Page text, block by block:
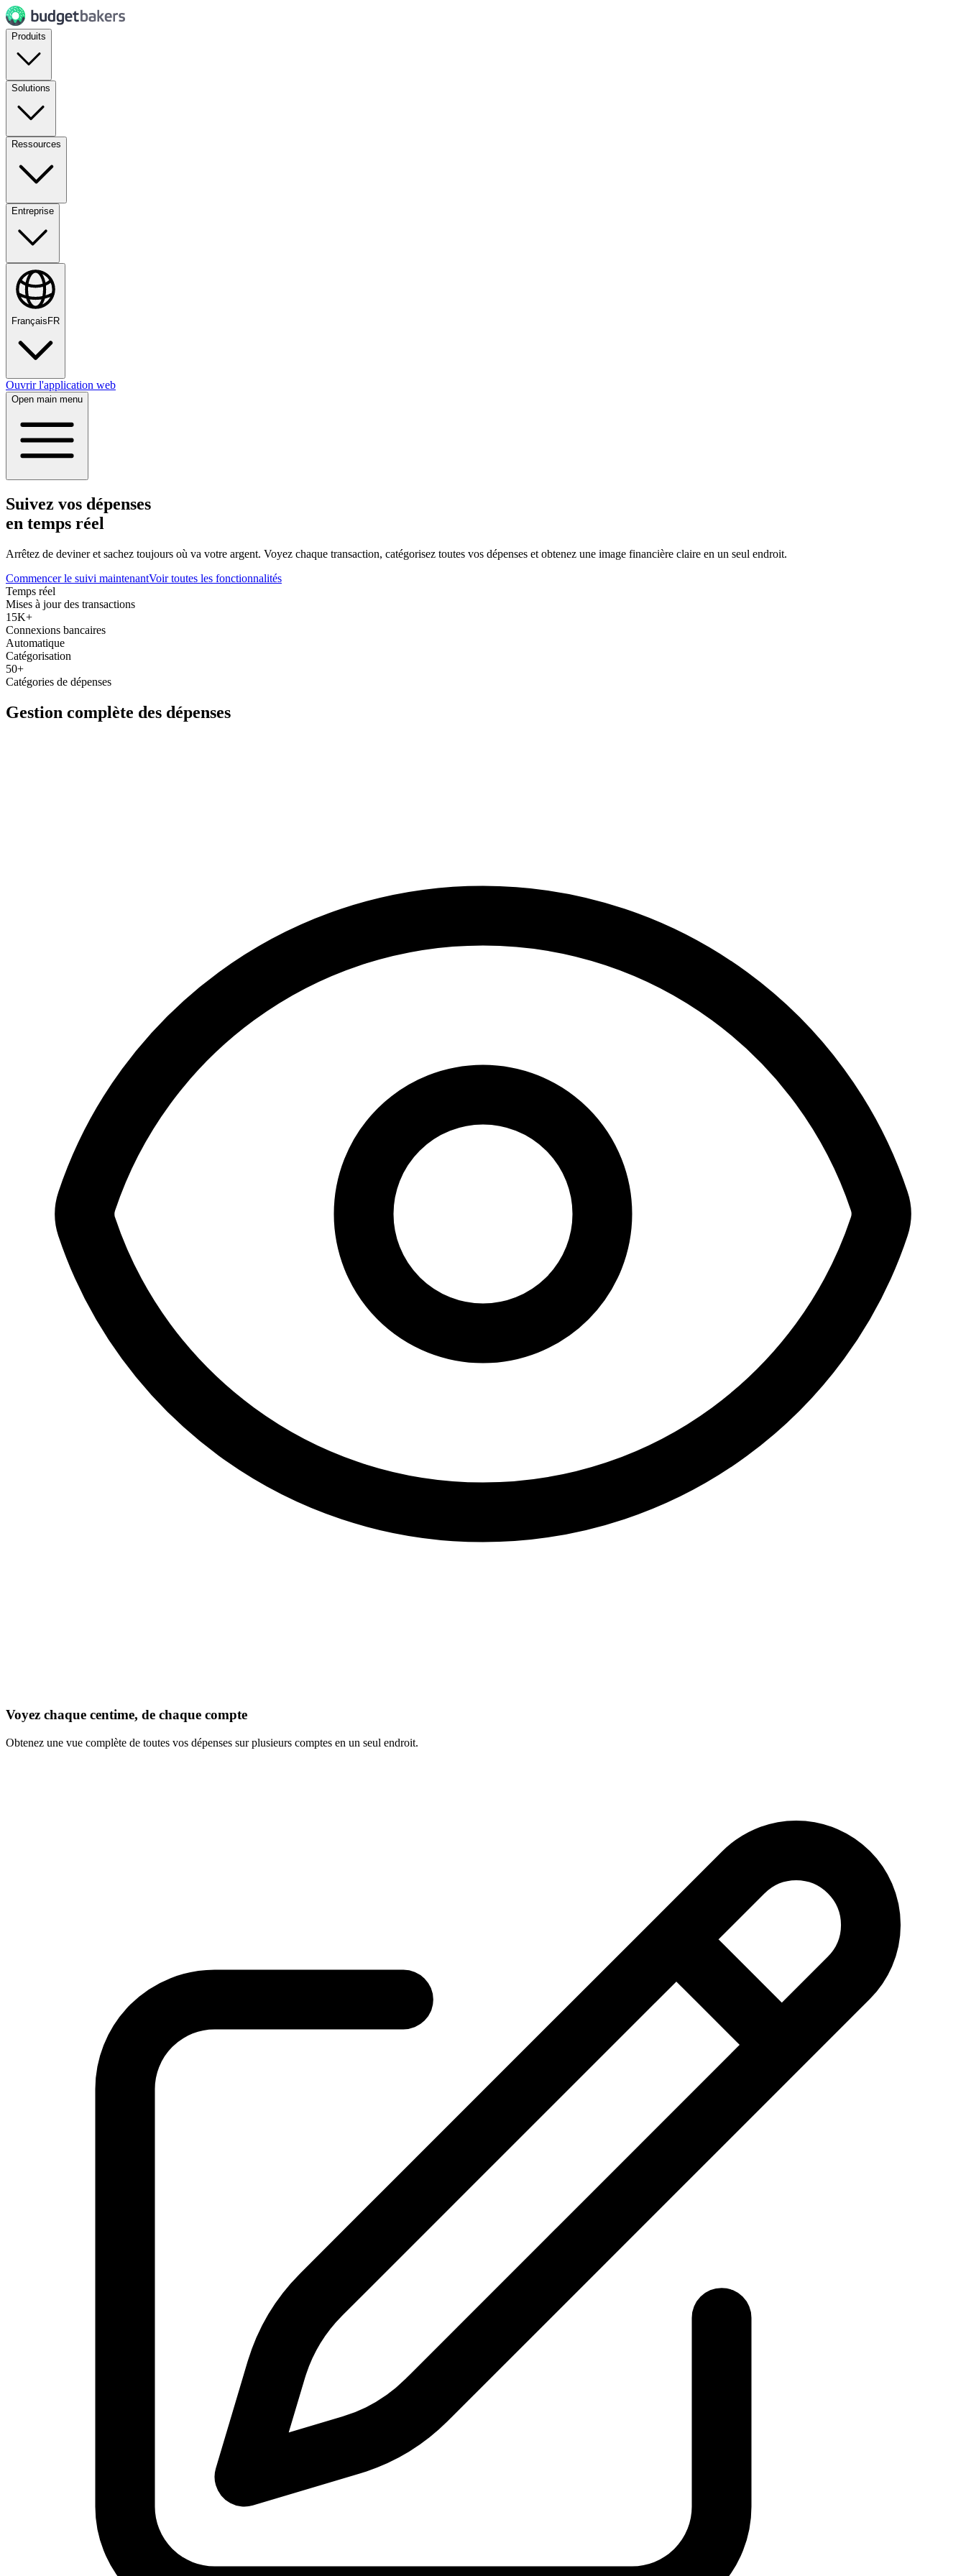
Produits
Solutions
Ressources
Entreprise
Français FR
Ouvrir l'application web
Open main menu
Suivez vos dépenses
en temps réel
Arrêtez de deviner et sachez toujours où va votre argent. Voyez chaque transaction, catégorisez toutes vos dépenses et obtenez une image financière claire en un seul endroit.
Commencer le suivi maintenantVoir toutes les fonctionnalités
Temps réel
Mises à jour des transactions
15K+
Connexions bancaires
Automatique
Catégorisation
50+
Catégories de dépenses
Gestion complète des dépenses
Voyez chaque centime, de chaque compte
Obtenez une vue complète de toutes vos dépenses sur plusieurs comptes en un seul endroit.